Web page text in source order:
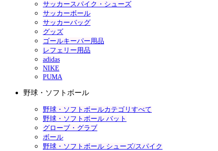
サッカースパイク・シューズ
サッカーボール
サッカーバッグ
グッズ
ゴールキーパー用品
レフェリー用品
adidas
NIKE
PUMA
野球・ソフトボール
野球・ソフトボールカテゴリすべて
野球・ソフトボール バット
グローブ・グラブ
ボール
野球・ソフトボール シューズ/スパイク